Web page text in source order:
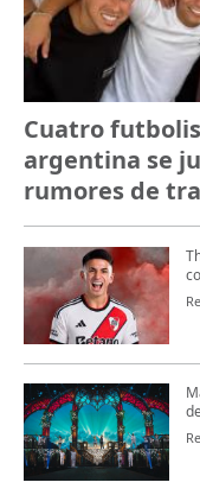
Cuatro
argentina se
rumores de